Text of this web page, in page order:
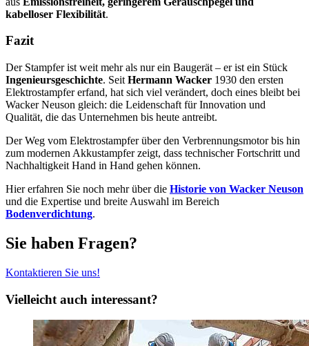
kabelloser Flexibilität.
Fazit
Der Stampfer ist weit mehr als nur ein Baugerät – er ist ein Stück
Ingenieursgeschichte. Seit Hermann Wacker 1930 den ersten
Elektrostampfer erfand, hat sich viel verändert, doch eines bleibt bei
Wacker Neuson gleich: die Leidenschaft für Innovation und
Qualität, die das Unternehmen bis heute antreibt.
Der Weg vom Elektrostampfer über den Verbrennungsmotor bis hin
zum modernen Akkustampfer zeigt, dass technischer Fortschritt und
Nachhaltigkeit Hand in Hand gehen können.
Hier erfahren Sie noch mehr über die Historie von Wacker Neuson
und die Expertise und breite Auswahl im Bereich
Bodenverdichtung.
Sie haben Fragen?
Kontaktieren Sie uns!
Vielleicht auch interessant?